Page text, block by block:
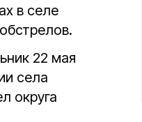
в селе
22 мая
села
округа